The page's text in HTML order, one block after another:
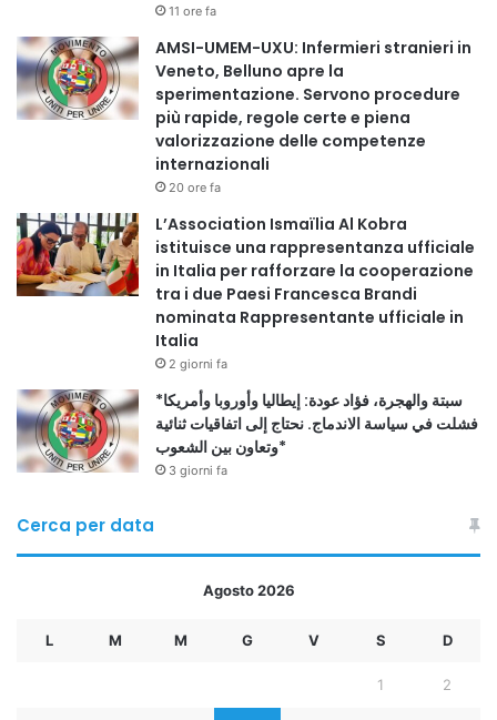
11 ore fa
AMSI-UMEM-UXU: Infermieri stranieri in
Veneto, Belluno apre la
sperimentazione. Servono procedure
più rapide, regole certe e piena
valorizzazione delle competenze
internazionali
20 ore fa
L’Association Ismaïlia Al Kobra
istituisce una rappresentanza ufficiale
in Italia per rafforzare la cooperazione
tra i due Paesi Francesca Brandi
nominata Rappresentante ufficiale in
Italia
2 giorni fa
*سبتة والهجرة، فؤاد عودة: إيطاليا وأوروبا وأمريكا
فشلت في سياسة الاندماج. نحتاج إلى اتفاقيات ثنائية
وتعاون بين الشعوب*
3 giorni fa
Cerca per data
Agosto 2026
L M M G V S D
1 2